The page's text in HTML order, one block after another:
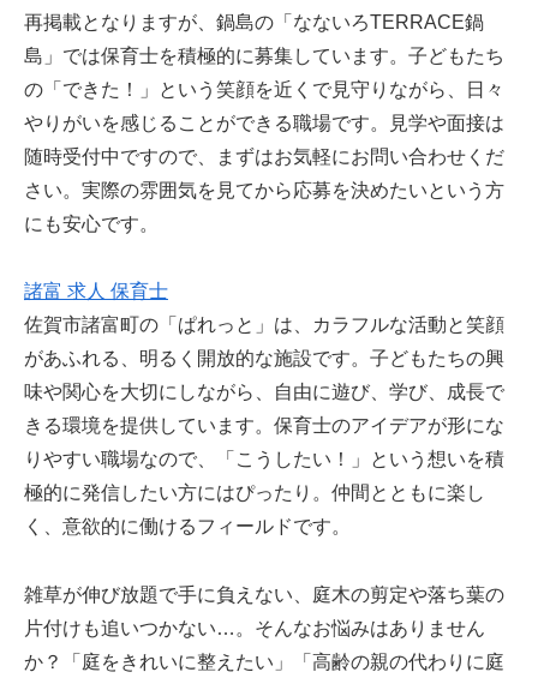
再掲載となりますが、鍋島の「なないろTERRACE鍋
島」では保育士を積極的に募集しています。子どもたち
の「できた！」という笑顔を近くで見守りながら、日々
やりがいを感じることができる職場です。見学や面接は
随時受付中ですので、まずはお気軽にお問い合わせくだ
さい。実際の雰囲気を見てから応募を決めたいという方
にも安心です。
諸富 求人 保育士
佐賀市諸富町の「ぱれっと」は、カラフルな活動と笑顔
があふれる、明るく開放的な施設です。子どもたちの興
味や関心を大切にしながら、自由に遊び、学び、成長で
きる環境を提供しています。保育士のアイデアが形にな
りやすい職場なので、「こうしたい！」という想いを積
極的に発信したい方にはぴったり。仲間とともに楽し
く、意欲的に働けるフィールドです。
雑草が伸び放題で手に負えない、庭木の剪定や落ち葉の
片付けも追いつかない…。そんなお悩みはありません
か？「庭をきれいに整えたい」「高齢の親の代わりに庭